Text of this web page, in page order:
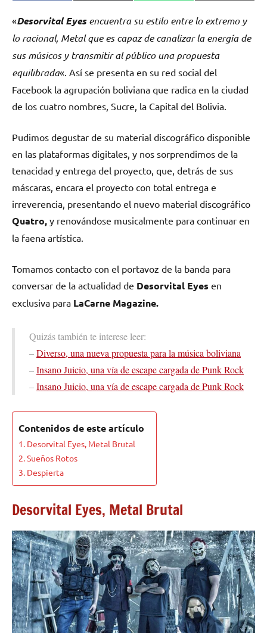
«Desorvital Eyes encuentra su estilo entre lo extremo y
lo racional, Metal que es capaz de canalizar la energía de
sus músicos y transmitir al público una propuesta
equilibrada«. Así se presenta en su red social del
Facebook la agrupación boliviana que radica en la ciudad
de los cuatro nombres, Sucre, la Capital del Bolivia.
Pudimos degustar de su material discográfico disponible
en las plataformas digitales, y nos sorprendimos de la
tenacidad y entrega del proyecto, que, detrás de sus
máscaras, encara el proyecto con total entrega e
irreverencia, presentando el nuevo material discográfico
Quatro, y renovándose musicalmente para continuar en
la faena artística.
Tomamos contacto con el portavoz de la banda para
conversar de la actualidad de Desorvital Eyes en
exclusiva para LaCarne Magazine.
Quizás también te interese leer:
–Diverso, una nueva propuesta para la música boliviana
–Insano Juicio, una vía de escape cargada de Punk Rock
–Insano Juicio, una vía de escape cargada de Punk Rock
Contenidos de este artículo
Desorvital Eyes, Metal Brutal
Sueños Rotos
Despierta
Desorvital Eyes, Metal Brutal